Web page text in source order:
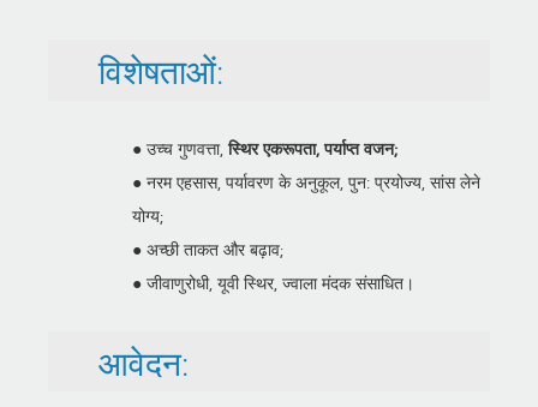
विशेषताओं:
● उच्च गुणवत्ता,स्थिर एकरूपता, पर्याप्त वजन;
● नरम एहसास, पर्यावरण के अनुकूल, पुन: प्रयोज्य, सांस लेने
योग्य;
● अच्छी ताकत और बढ़ाव;
● जीवाणुरोधी, यूवी स्थिर, ज्वाला मंदक संसाधित।
आवेदन: